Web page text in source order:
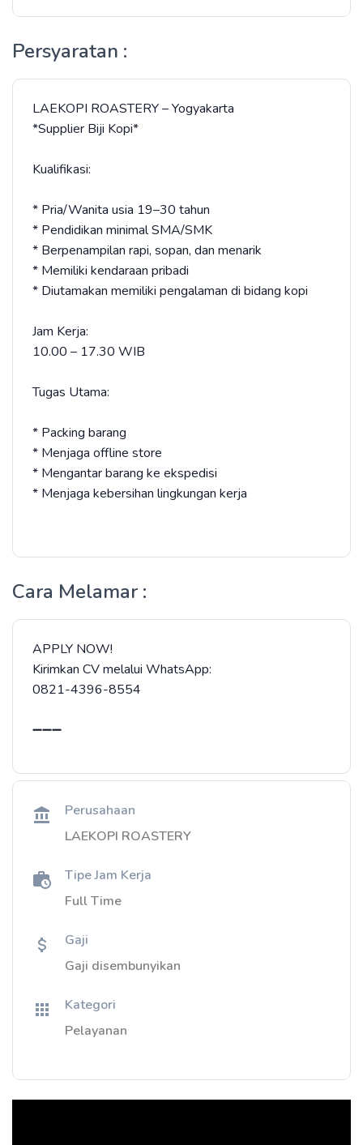
Persyaratan :
LAEKOPI ROASTERY – Yogyakarta
*Supplier Biji Kopi*
Kualifikasi:
* Pria/Wanita usia 19–30 tahun
* Pendidikan minimal SMA/SMK
* Berpenampilan rapi, sopan, dan menarik
* Memiliki kendaraan pribadi
* Diutamakan memiliki pengalaman di bidang kopi
Jam Kerja:
10.00 – 17.30 WIB
Tugas Utama:
* Packing barang
* Menjaga offline store
* Mengantar barang ke ekspedisi
* Menjaga kebersihan lingkungan kerja
Cara Melamar :
APPLY NOW!
Kirimkan CV melalui WhatsApp:
0821-4396-8554
➖️➖️➖️
Perusahaan
LAEKOPI ROASTERY
Tipe Jam Kerja
Full Time
Gaji
Gaji disembunyikan
Kategori
Pelayanan